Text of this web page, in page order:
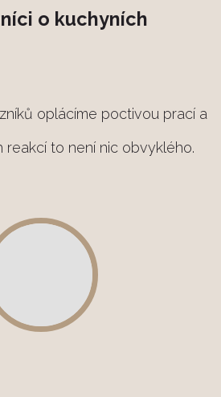
o kuchyních
oplácíme poctivou prací a
reakcí to není nic obvyklého.